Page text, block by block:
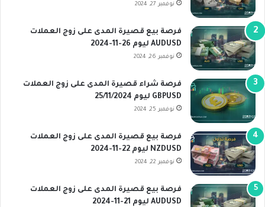
نوفمبر 27, 2024
فرصة بيع قصيرة المدى على زوج العملات
AUDUSD ليوم 26-11-2024
نوفمبر 26, 2024
فرصة شراء قصيرة المدى على زوج العملات
GBPUSD ليوم 25/11/2024
نوفمبر 25, 2024
فرصة بيع قصيرة المدى على زوج العملات
NZDUSD ليوم 22-11-2024
نوفمبر 22, 2024
فرصة بيع قصيرة المدى على زوج العملات
AUDUSD ليوم 21-11-2024